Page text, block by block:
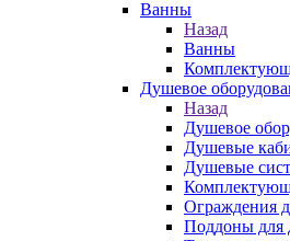
Ванны
Назад
Ванны
Душевое
Назад
Душевое
Душевые
Душевые
Ограждения
Поддоны для